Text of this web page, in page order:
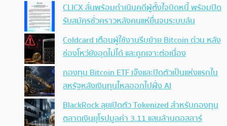
CLICX ลั่นพร้อมดำเนินคดีผู้ตั้งใจบิดหนี้ พร้อมปิด
รับสมัครชั่วคราวหลังคนแห่ยื่นจนระบบล้น
Coldcard เตือนผู้ใช้งานรีบย้าย Bitcoin ด่วน หลัง
ช่องโหว่ยังอุดไม่ได้ และถูกเจาะต่อเนื่อง
กองทุน Bitcoin ETF เจ๊งและปิดตัวเป็นแห่งแรกใน
สหรัฐหลังเงินทุนไหลออกไปฝั่ง AI
BlackRock ลุยเปิดตัว Tokenized สำหรับกองทุน
ตลาดเงินยุโรปมูลค่า 3.11 แสนล้านดอลลาร์